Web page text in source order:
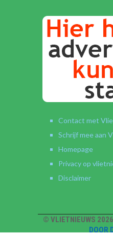
Contact met
Schrijf mee aan
Homepage
Privacy op
Disclaimer
© VLIETNIEUWS
DOOR